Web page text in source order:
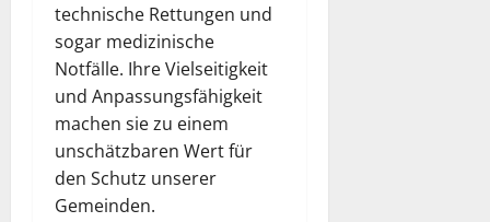
technische Rettungen und
sogar medizinische
Notfälle. Ihre Vielseitigkeit
und Anpassungsfähigkeit
machen sie zu einem
unschätzbaren Wert für
den Schutz unserer
Gemeinden.